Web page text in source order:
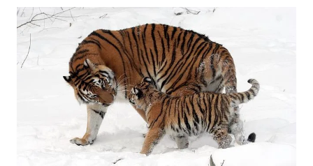
PŘEKVAPIVÉ
FAKTA
O
RYCHLOSTI
NEJVĚTŠÍCH
KOČEK!